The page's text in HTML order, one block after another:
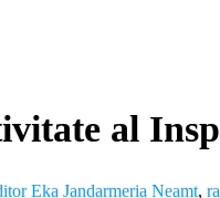
al
Eka Jandarmeria Neamț,